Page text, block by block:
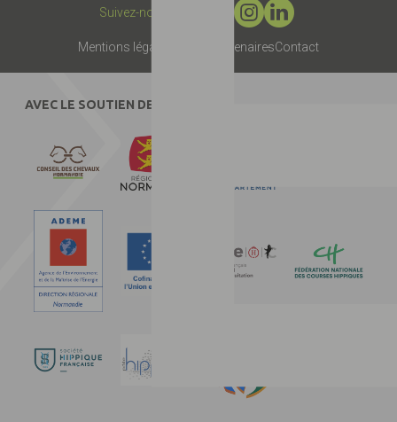
Suivez-nous :
Mentions légales PartenairesContact
AVEC LE SOUTIEN DE :